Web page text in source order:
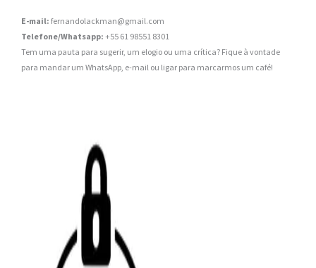
E-mail: fernandolackman@gmail.com
Telefone/Whatsapp: +55 61 98551 8301
Tem uma pauta para sugerir, um elogio ou uma crítica? Fique à vontade
para mandar um WhatsApp, e-mail ou ligar para marcarmos um café!